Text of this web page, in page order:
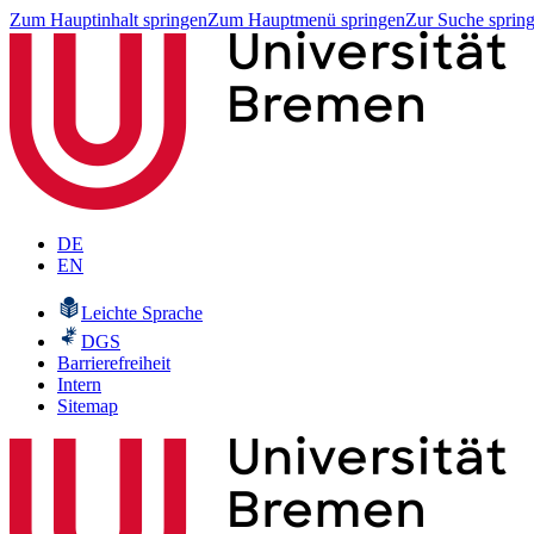
Zum Hauptinhalt springenZum Hauptmenü springenZur Suche
DE
EN
Leichte Sprache
DGS
Barrierefreiheit
Intern
Sitemap